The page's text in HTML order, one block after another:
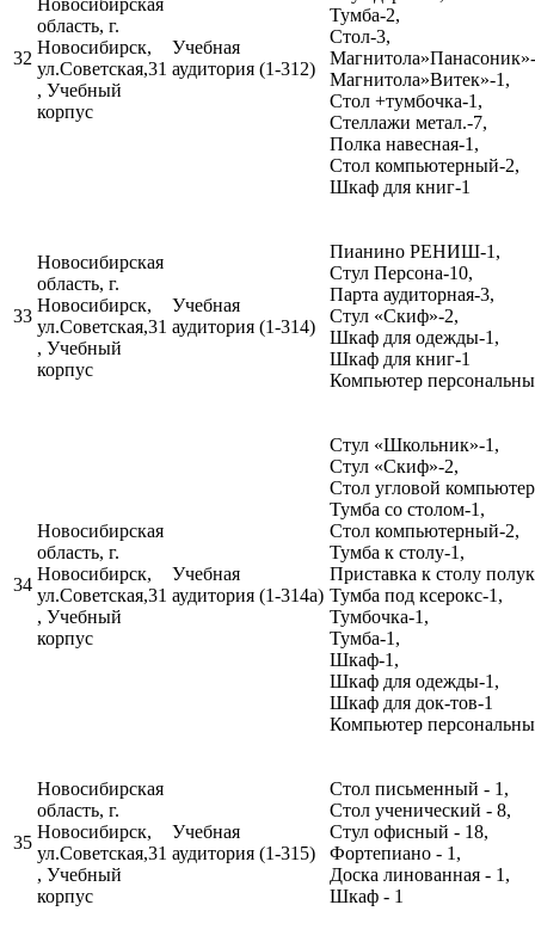
32
область, г.
Новосибирск,
ул.Советская,31
, Учебный
корпус
Учебная
аудитория (1-312)
Тумба-2,
Стол-3,
Магнитола»Витек»-1,
Стол +тумбочка-1,
Стеллажи метал.-7,
Полка навесная-1,
Стол компьютерный-2,
Шкаф для книг-1
33
Новосибирская
область, г.
Новосибирск,
ул.Советская,31
, Учебный
корпус
Учебная
аудитория (1-314)
Пианино РЕНИШ-1,
Стул Персона-10,
Парта аудиторная-3,
Стул «Скиф»-2,
Шкаф для одежды-1,
Шкаф для книг-1
Компьютер
34
Новосибирская
область, г.
Новосибирск,
ул.Советская,31
, Учебный
корпус
Учебная
аудитория (1-314а)
Стул «Школьник»-1,
Стул «Скиф»-2,
Стол угловой
Тумба со столом-1,
Стол компьютерный-2,
Тумба к столу-1,
Приставка к столу
Тумба под ксерокс-1,
Тумбочка-1,
Тумба-1,
Шкаф-1,
Шкаф для одежды-1,
Шкаф для док-тов-1
Компьютер
35
Новосибирская
область, г.
Новосибирск,
ул.Советская,31
, Учебный
корпус
Учебная
аудитория (1-315)
Стол письменный - 1,
Стол ученический - 8,
Стул офисный - 18,
Фортепиано - 1,
Доска линованная - 1,
Шкаф - 1